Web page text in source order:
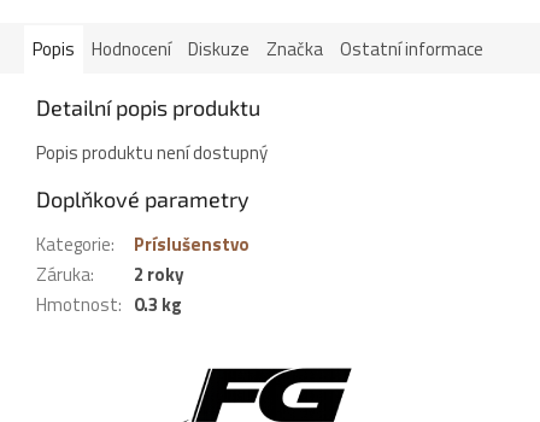
Popis Hodnocení Diskuze Značka Ostatní informace
Detailní popis produktu
Popis produktu není dostupný
Doplňkové parametry
Kategorie:
Príslušenstvo
Záruka:
2 roky
Hmotnost: 0.3 kg